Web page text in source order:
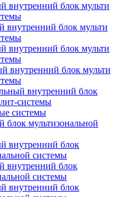
внутренний блок мульти
внутренний блок мульти
внутренний блок мульти
внутренний блок мульти
внутренний блок
системы
системы
мультизональной
внутренний блок
системы
внутренний блок
системы
внутренний блок